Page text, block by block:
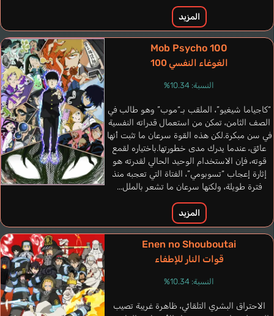
Barr Katelyn
إنجليزي
Valença Carol
برتغالي
المزيد
Mob Psycho 100
الغوغاء النفسي 100
النسبة: 10.34%
“كاجياما شيغيو”، الملقب بـ“موب” وهو طالب في
الصف الثامن، تمكن من استعمال قدراته النفسية
في سن مبكرة.لكن هذه القوة سرعان ما تثبت أنها
عائق، عندما يدرك مدى خطورتها.باختياره لقمع
قوته، فإن الاستخدام الوحيد الحالي لقدرته هو
إثارة إعجاب “تسوبومي”، الفتاة التي تعجبه منذ
فترة طويلة، ولكنها سرعان ما تشعر بالملل...
المزيد
Enen no Shouboutai
قوات النار للإطفاء
النسبة: 10.34%
الاحتراق البشري التلقائي، ظاهرة غريبة تصيب